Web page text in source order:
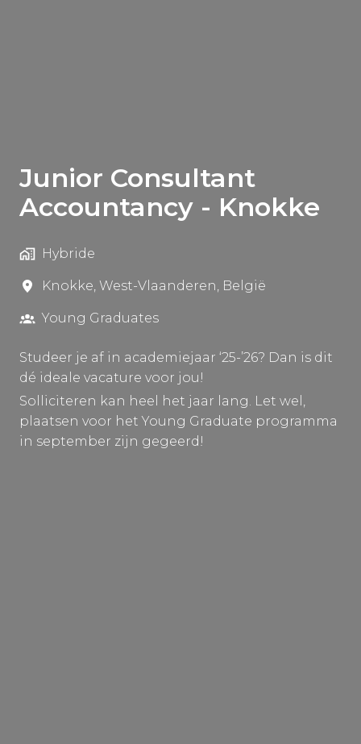
Junior Consultant
Accountancy - Knokke
Hybride
Knokke West-Vlaanderen België
Young Graduates
Studeer je af in academiejaar ‘25-’26? Dan is dit
dé ideale vacature voor jou!
Solliciteren kan heel het jaar lang. Let wel,
plaatsen voor het Young Graduate programma
in september zijn gegeerd!